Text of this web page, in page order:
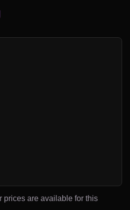
prices are available for this